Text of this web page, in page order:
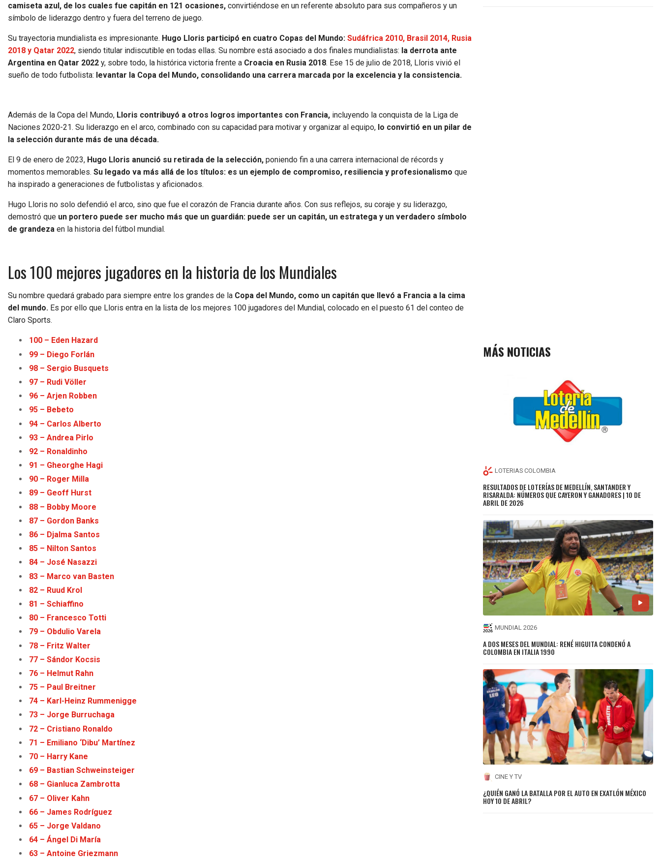
camiseta azul, de los cuales fue capitán en 121 ocasiones, convirtiéndose en un referente absoluto para sus compañeros y un
símbolo de liderazgo dentro y fuera del terreno de juego.
Su trayectoria mundialista es impresionante. Hugo Lloris participó en cuatro Copas del Mundo: Sudáfrica 2010, Brasil 2014, Rusia
2018 y Qatar 2022, siendo titular indiscutible en todas ellas. Su nombre está asociado a dos finales mundialistas: la derrota ante
Argentina en Qatar 2022 y, sobre todo, la histórica victoria frente a Croacia en Rusia 2018. Ese 15 de julio de 2018, Lloris vivió el
sueño de todo futbolista: levantar la Copa del Mundo, consolidando una carrera marcada por la excelencia y la consistencia.
Además de la Copa del Mundo, Lloris contribuyó a otros logros importantes con Francia, incluyendo la conquista de la Liga de
Naciones 2020-21. Su liderazgo en el arco, combinado con su capacidad para motivar y organizar al equipo, lo convirtió en un pilar de
la selección durante más de una década.
El 9 de enero de 2023, Hugo Lloris anunció su retirada de la selección, poniendo fin a una carrera internacional de récords y
momentos memorables. Su legado va más allá de los títulos: es un ejemplo de compromiso, resiliencia y profesionalismo que
ha inspirado a generaciones de futbolistas y aficionados.
Hugo Lloris no solo defendió el arco, sino que fue el corazón de Francia durante años. Con sus reflejos, su coraje y su liderazgo,
demostró que un portero puede ser mucho más que un guardián: puede ser un capitán, un estratega y un verdadero símbolo
de grandeza en la historia del fútbol mundial.
Los 100 mejores jugadores en la historia de los Mundiales
Su nombre quedará grabado para siempre entre los grandes de la Copa del Mundo, como un capitán que llevó a Francia a la cima
del mundo. Es por ello que Lloris entra en la lista de los mejores 100 jugadores del Mundial, colocado en el puesto 61 del conteo de
Claro Sports.
100 – Eden Hazard
99 – Diego Forlán
98 – Sergio Busquets
97 – Rudi Völler
96 – Arjen Robben
95 – Bebeto
94 – Carlos Alberto
93 – Andrea Pirlo
92 – Ronaldinho
91 – Gheorghe Hagi
90 – Roger Milla
89 – Geoff Hurst
88 – Bobby Moore
87 – Gordon Banks
86 – Djalma Santos
85 – Nilton Santos
84 – José Nasazzi
83 – Marco van Basten
82 – Ruud Krol
81 – Schiaffino
80 – Francesco Totti
79 – Obdulio Varela
78 – Fritz Walter
77 – Sándor Kocsis
76 – Helmut Rahn
75 – Paul Breitner
74 – Karl-Heinz Rummenigge
73 – Jorge Burruchaga
72 – Cristiano Ronaldo
71 – Emiliano ‘Dibu’ Martínez
70 – Harry Kane
69 – Bastian Schweinsteiger
68 – Gianluca Zambrotta
67 – Oliver Kahn
66 – James Rodríguez
65 – Jorge Valdano
64 – Ángel Di María
63 – Antoine Griezmann
MÁS NOTICIAS
LOTERIAS COLOMBIA
RESULTADOS DE LOTERÍAS DE MEDELLÍN, SANTANDER Y
RISARALDA: NÚMEROS QUE CAYERON Y GANADORES | 10 DE
ABRIL DE 2026
MUNDIAL 2026
A DOS MESES DEL MUNDIAL: RENÉ HIGUITA CONDENÓ A
COLOMBIA EN ITALIA 1990
CINE Y TV
¿QUIÉN GANÓ LA BATALLA POR EL AUTO EN EXATLÓN MÉXICO
HOY 10 DE ABRIL?